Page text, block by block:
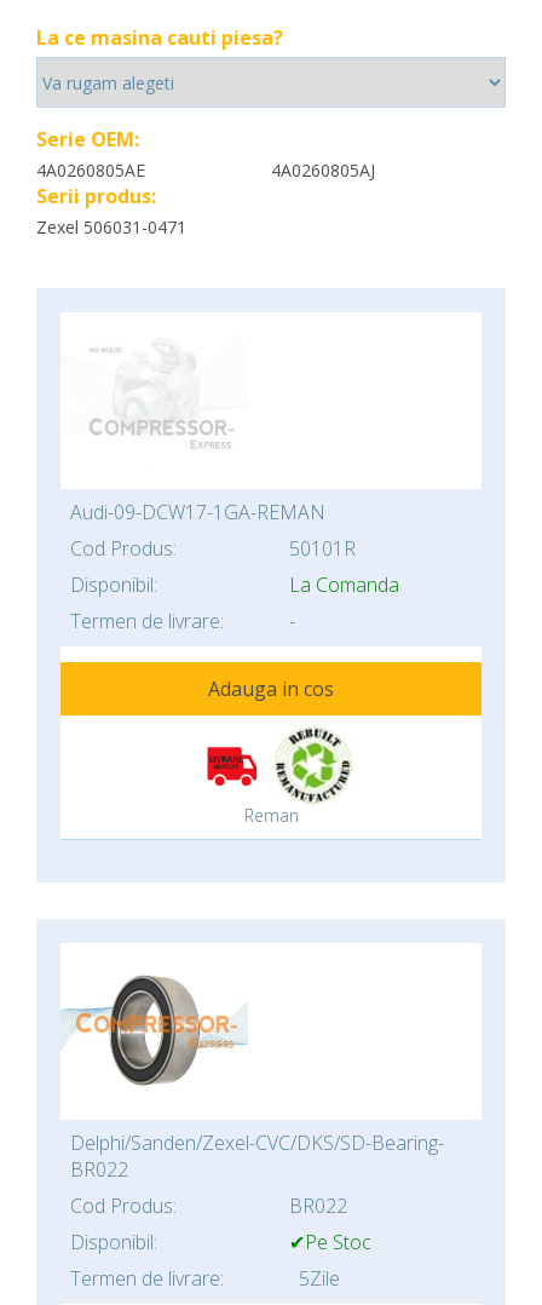
La ce masina cauti piesa?
Serie OEM:
4A0260805AE 4A0260805AJ
Serii produs:
Zexel 506031-0471
Audi-09-DCW17-1GA-REMAN
Cod Produs:
50101R
Disponibil:
La Comanda
Termen de livrare:
-
Adauga in cos
Reman
Delphi/Sanden/Zexel-CVC/DKS/SD-Bearing-
BR022
Cod Produs:
BR022
Disponibil:
✔Pe Stoc
Termen de livrare:
5Zile